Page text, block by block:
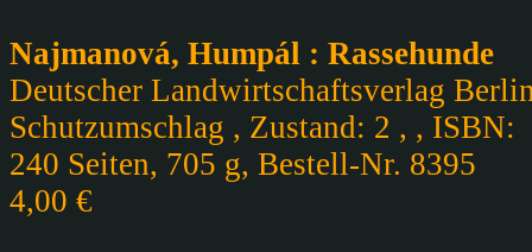
Najmanová, Humpál : Rassehunde
Deutscher Landwirtschaftsverlag
Schutzumschlag , Zustand: 2 , , ISBN:
240 Seiten, 705 g, Bestell-Nr. 8395
4,00 €